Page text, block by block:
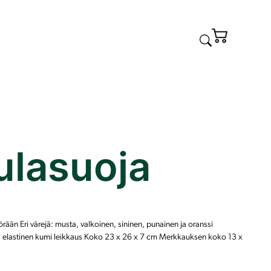
Eri värejä: musta, valkoinen, sininen, punainen ja oranssi
kumi leikkaus Koko 23 x 26 x 7 cm Merkkauksen koko 13 x